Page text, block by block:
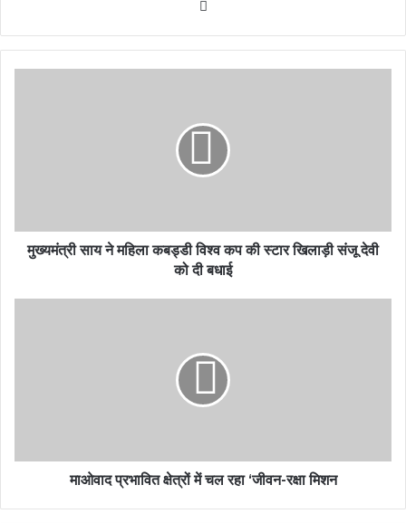
मुख्यमंत्री साय ने महिला कबड्डी विश्व कप की स्टार खिलाड़ी संजू देवी
को दी बधाई
माओवाद प्रभावित क्षेत्रों में चल रहा ‘जीवन-रक्षा मिशन